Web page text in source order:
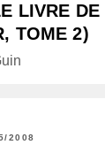
LIVRE DE
TOME 2)
2008